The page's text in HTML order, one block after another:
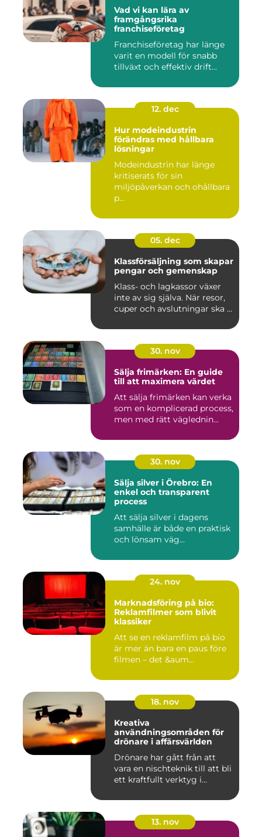
Vad vi kan lära av
framgångsrika
franchiseföretag
Franchiseföretag har länge
varit en modell för snabb
tillväxt och effektiv drift...
12. dec
Hur modeindustrin
förändras med hållbara
lösningar
Modeindustrin har länge
kritiserats för sin
miljöpåverkan och ohållbara
p...
05. dec
Klassförsäljning som skapar
pengar och gemenskap
Klass- och lagkassor växer
inte av sig själva. När resor,
cuper och avslutningar ska ...
30. nov
Sälja frimärken: En guide
till att maximera värdet
Att sälja frimärken kan verka
som en komplicerad process,
men med rätt väglednin...
30. nov
Sälja silver i Örebro: En
enkel och transparent
process
Att sälja silver i dagens
samhälle är både en praktisk
och lönsam väg...
24. nov
Marknadsföring på bio:
Reklamfilmer som blivit
klassiker
Att se en reklamfilm på bio
är mer än bara en paus före
filmen – det &aum...
18. nov
Kreativa
användningsområden för
drönare i affärsvärlden
Drönare har gått från att
vara en nischteknik till att bli
ett kraftfullt verktyg i...
13. nov